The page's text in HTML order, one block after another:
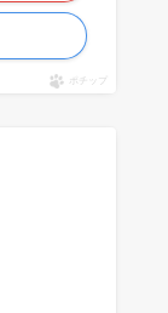
ポチップ